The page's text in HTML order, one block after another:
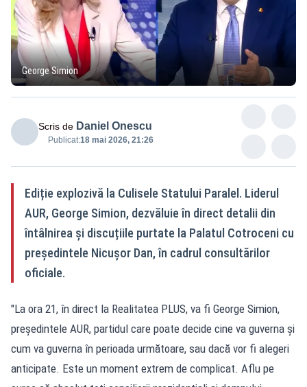
George Simion
Scris de Daniel Onescu
Publicat:18 mai 2026, 21:26
Ediție explozivă la Culisele Statului Paralel. Liderul
AUR, George Simion, dezvăluie în direct detalii din
întâlnirea și discuțiile purtate la Palatul Cotroceni cu
președintele Nicușor Dan, în cadrul consultărilor
oficiale.
"La ora 21, în direct la Realitatea PLUS, va fi George Simion,
președintele AUR, partidul care poate decide cine va guverna și
cum va guverna în perioada următoare, sau dacă vor fi alegeri
anticipate. Este un moment extrem de complicat. Aflu pe